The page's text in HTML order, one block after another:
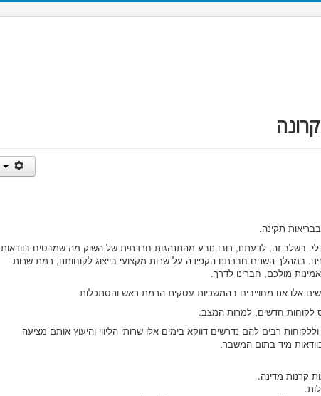
תקינה.
בשלב זה, לדעתנו, רובו נובע מהתנהגות חרדתית של השוק מה שמבטיח בוודאות
במהלך השנים חברתנו הקפידה על שרות מקצועי בייצוג לקוחותנו, רמת שרות
מולכם, חברינו לדרך.
אלו אנו מחוייבים בהמשכיות עסקית הרמת ראש והסתכלות.
לקוחות חדשים, למרות המצב.
רבים להם נדרשים דווקא בימים אלו שרותי הליווי והיעוץ אותם מציעה
מיד בתום המשבר.
קרנות מדינה.